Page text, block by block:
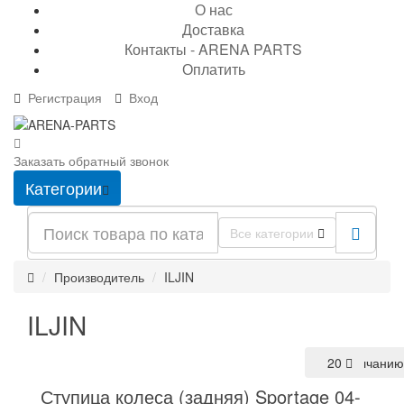
О нас
Доставка
Контакты - ARENA PARTS
Оплатить
Регистрация Вход
Заказать обратный звонок
Категории
Все категории
Производитель ILJIN
ILJIN
20
По умолчанию
Ступица колеса (задняя) Sportage 04-